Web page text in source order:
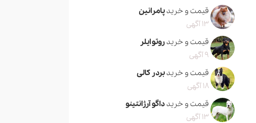
قیمت و خریدپامرانین
13 آگهی
قیمت و خریدروتوایلر
9 آگهی
قیمت و خریدبردر کالی
18 آگهی
قیمت و خریدداگو آرژانتینو
13 آگهی